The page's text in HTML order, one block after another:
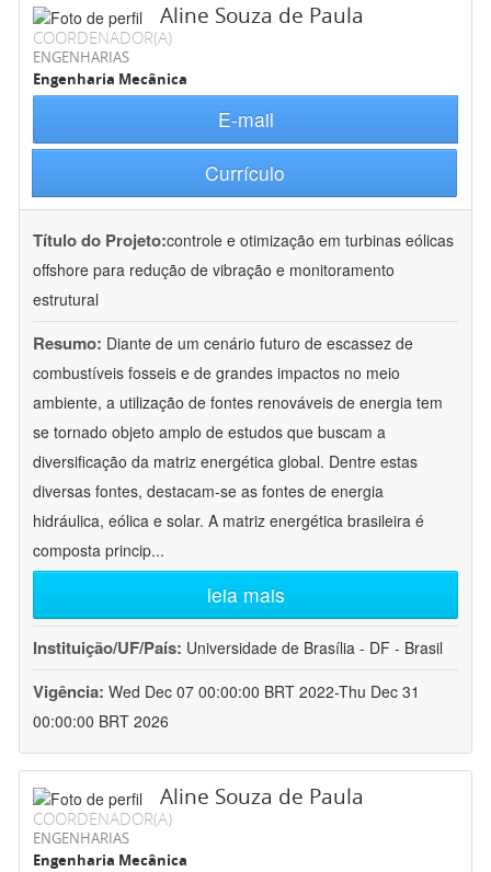
Aline Souza de Paula
COORDENADOR(A)
ENGENHARIAS
Engenharia Mecânica
E-mail
Currículo
Título do Projeto:controle e otimização em turbinas eólicas
offshore para redução de vibração e monitoramento
estrutural
Resumo: Diante de um cenário futuro de escassez de
combustíveis fosseis e de grandes impactos no meio
ambiente, a utilização de fontes renováveis de energia tem
se tornado objeto amplo de estudos que buscam a
diversificação da matriz energética global. Dentre estas
diversas fontes, destacam-se as fontes de energia
hidráulica, eólica e solar. A matriz energética brasileira é
composta princip...
leia mais
Instituição/UF/País: Universidade de Brasília - DF - Brasil
Vigência: Wed Dec 07 00:00:00 BRT 2022-Thu Dec 31
00:00:00 BRT 2026
Aline Souza de Paula
COORDENADOR(A)
ENGENHARIAS
Engenharia Mecânica